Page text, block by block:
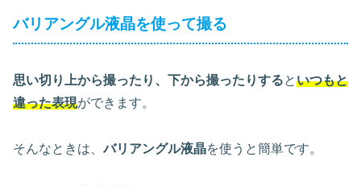
バリアングル液晶を使って撮る
思い切り上から撮ったり、下から撮ったりするといつもと
違った表現ができます。
そんなときは、バリアングル液晶を使うと簡単です。